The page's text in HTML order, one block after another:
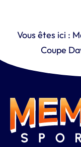
Vous êtes ici :
Coupe